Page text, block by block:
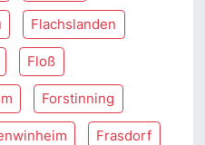
Flachslanden
Floß
Forstinning
Frasdorf